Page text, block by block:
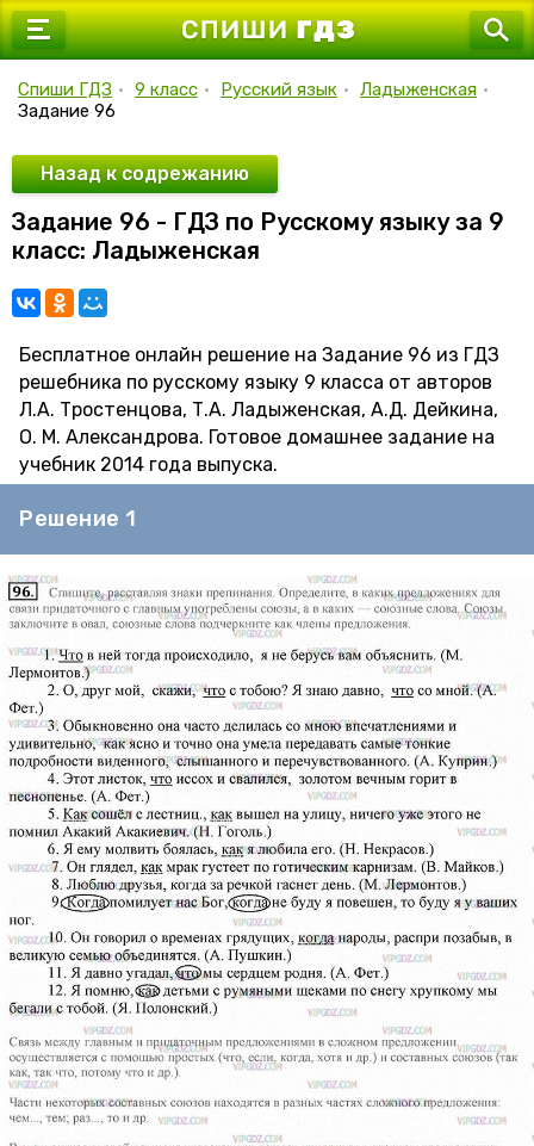
7 класс
9 класс
10 класс
11 класс
Спиши ГДЗ • 9 класс • Русский язык • Ладыженская •
Задание 96
Назад к содрежанию
Задание 96 - ГДЗ по Русскому языку за 9
класс: Ладыженская
Бесплатное онлайн решение на Задание 96 из ГДЗ
решебника по русскому языку 9 класса от авторов
Л.А. Тростенцова, Т.А. Ладыженская, А.Д. Дейкина,
О. М. Александрова. Готовое домашнее задание на
учебник 2014 года выпуска.
Решение 1